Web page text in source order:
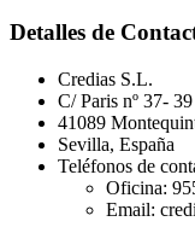
Footer
Detalles de
Credias S.L.
C/ Paris nº 37-
41089
Sevilla, España
Teléfonos de
Oficina:
Email: